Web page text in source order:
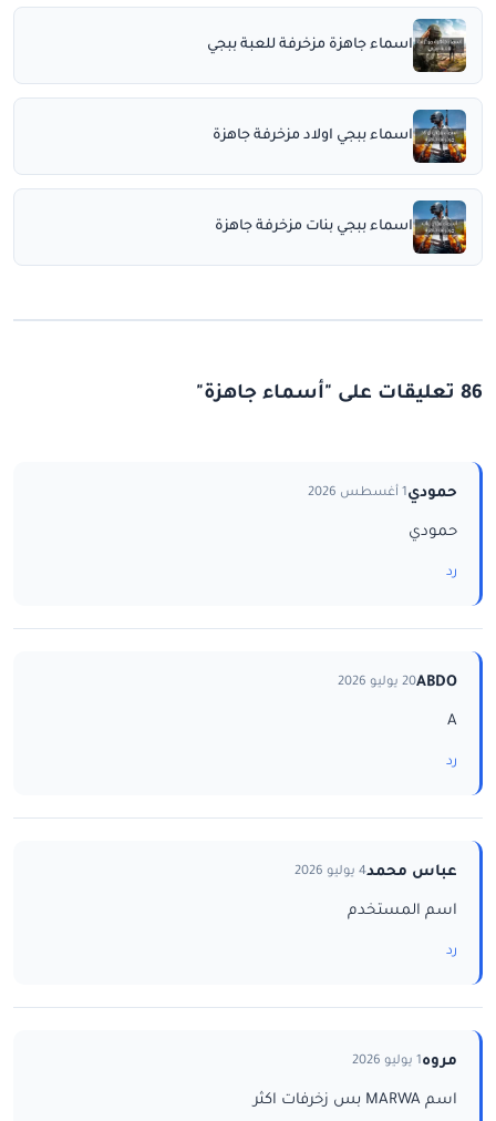
اسماء جاهزة مزخرفة للعبة ببجي
اسماء ببجي اولاد مزخرفة جاهزة
اسماء ببجي بنات مزخرفة جاهزة
86 تعليقات على "أسماء جاهزة"
حمودي1 أغسطس 2026
حمودي
رد
ABDO20 يوليو 2026
A
رد
عباس محمد4 يوليو 2026
اسم المستخدم
رد
مروه1 يوليو 2026
اسم MARWA بس زخرفات اكثر